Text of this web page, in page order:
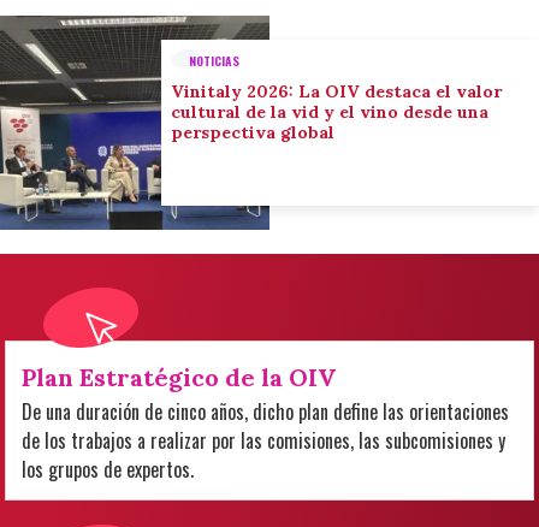
NOTICIAS
Vinitaly 2026: La OIV destaca el valor
cultural de la vid y el vino desde una
perspectiva global
Plan Estratégico de la OIV
De una duración de cinco años, dicho plan define las orientaciones
de los trabajos a realizar por las comisiones, las subcomisiones y
los grupos de expertos.